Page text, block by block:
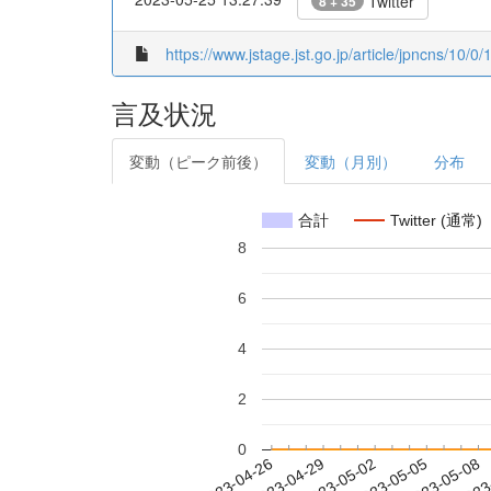
https://www.jstage.jst.go.jp/article/jpncns/10/
言及状況
変動（ピーク前後） 変動（月別） 分布
合計 Twitter (通常)
0
2
4
6
8